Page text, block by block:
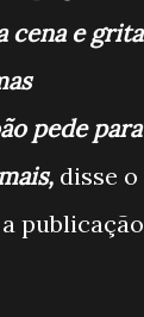
cena e
pede para
disse o
publicação